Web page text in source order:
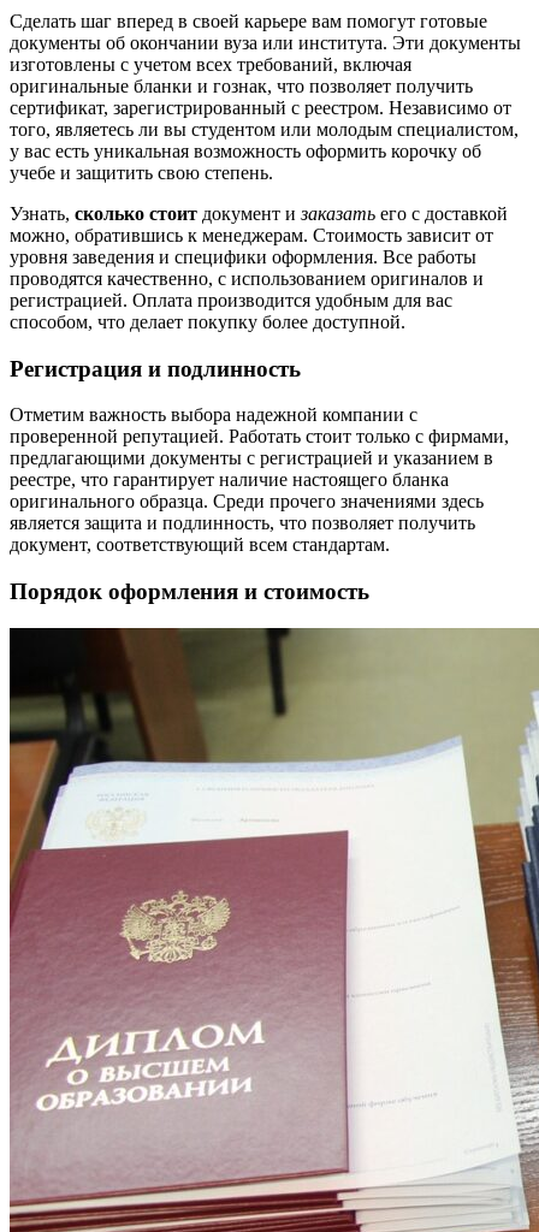
Сделать шаг вперед в своей карьере вам помогут готовые
документы об окончании вуза или института. Эти документы
изготовлены с учетом всех требований, включая
оригинальные бланки и гознак, что позволяет получить
сертификат, зарегистрированный с реестром. Независимо от
того, являетесь ли вы студентом или молодым специалистом,
у вас есть уникальная возможность оформить корочку об
учебе и защитить свою степень.
Узнать, сколько стоит документ изаказать его с доставкой
можно, обратившись к менеджерам. Стоимость зависит от
уровня заведения и специфики оформления. Все работы
проводятся качественно, с использованием оригиналов и
регистрацией. Оплата производится удобным для вас
способом, что делает покупку более доступной.
Регистрация и подлинность
Отметим важность выбора надежной компании с
проверенной репутацией. Работать стоит только с фирмами,
предлагающими документы с регистрацией и указанием в
реестре, что гарантирует наличие настоящего бланка
оригинального образца. Среди прочего значениями здесь
является защита и подлинность, что позволяет получить
документ, соответствующий всем стандартам.
Порядок оформления и стоимость